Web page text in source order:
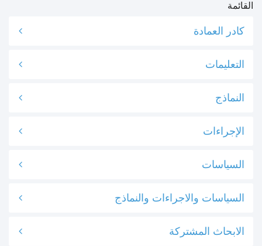
القائمة
كادر العمادة
التعليمات
النماذج
الإجراءات
السياسات
السياسات والاجراءات والنماذج
الابحاث المشتركة